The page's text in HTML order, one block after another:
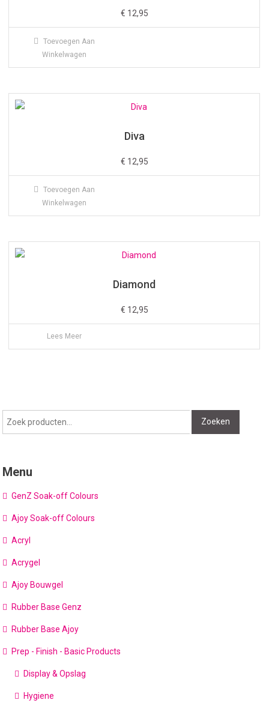
€ 12,95
Toevoegen Aan
Winkelwagen
Diva
€ 12,95
Toevoegen Aan
Winkelwagen
Diamond
€ 12,95
Lees Meer
Zoeken
naar:
Zoeken
Menu
GenZ Soak-off Colours
Ajoy Soak-off Colours
Acryl
Acrygel
Ajoy Bouwgel
Rubber Base Genz
Rubber Base Ajoy
Prep - Finish - Basic Products
Display & Opslag
Hygiene